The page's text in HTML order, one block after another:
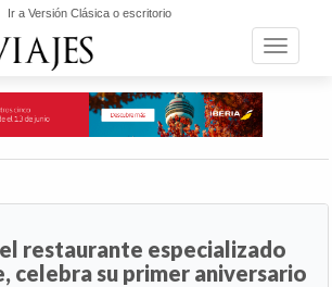
Ir a Versión Clásica o escritorio
Toggle
restaurante especializado
celebra su primer aniversario